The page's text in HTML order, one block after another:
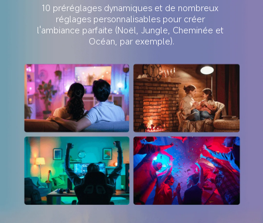
10 préréglages dynamiques et de nombreux
réglages personnalisables pour créer
l'ambiance parfaite (Noël, Jungle, Cheminée et
Océan, par exemple).